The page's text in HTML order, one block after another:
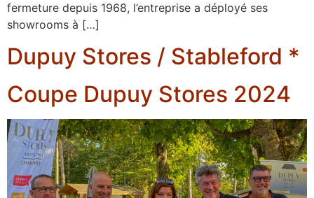
fermeture depuis 1968, l’entreprise a déployé ses
showrooms à […]
Dupuy Stores / Stableford *
Coupe Dupuy Stores 2024